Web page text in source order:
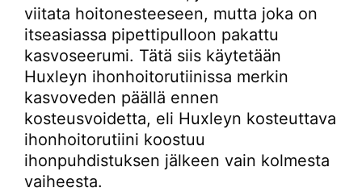
viitata hoitonesteeseen, mutta joka on
itseasiassa pipettipulloon pakattu
kasvoseerumi. Tätä siis käytetään
Huxleyn ihonhoitorutiinissa merkin
kasvoveden päällä ennen
kosteusvoidetta, eli Huxleyn kosteuttava
ihonhoitorutiini koostuu
ihonpuhdistuksen jälkeen vain kolmesta
vaiheesta.